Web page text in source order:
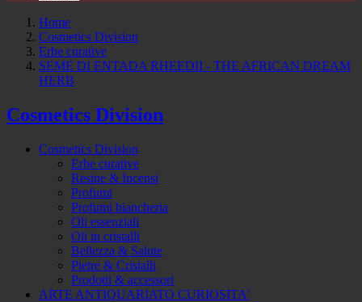
Home
Cosmetics Division
Erbe curative
SEME DI ENTADA RHEEDII - THE AFRICAN DREAM
HERB
Cosmetics Division
Cosmetics Division
Erbe curative
Resine & Incensi
Profumi
Profumi biancheria
Oli essenziali
Oli in cristalli
Bellezza & Salute
Pietre & Cristalli
Prodotti & accessori
ARTE ANTIQUARIATO CURIOSITA'